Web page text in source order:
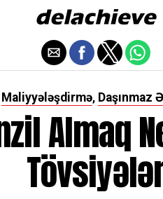
Maliyyələşdirmə, Daşınmaz
Almaq